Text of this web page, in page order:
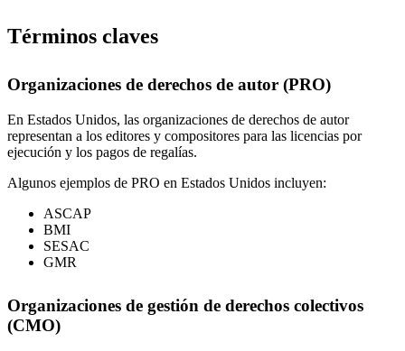
Términos claves
Organizaciones de derechos de autor (PRO)
En Estados Unidos, las organizaciones de derechos de autor
representan a los editores y compositores para las licencias por
ejecución y los pagos de regalías.
Algunos ejemplos de PRO en Estados Unidos incluyen:
ASCAP
BMI
SESAC
GMR
Organizaciones de gestión de derechos colectivos
(CMO)